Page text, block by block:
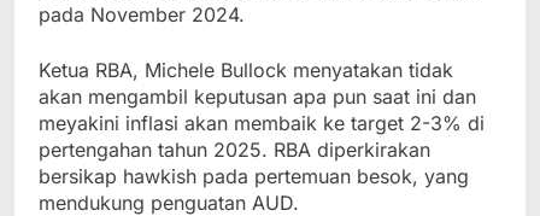
pada November 2024.
Ketua RBA, Michele Bullock menyatakan tidak
akan mengambil keputusan apa pun saat ini dan
meyakini inflasi akan membaik ke target 2-3% di
pertengahan tahun 2025. RBA diperkirakan
bersikap hawkish pada pertemuan besok, yang
mendukung penguatan AUD.